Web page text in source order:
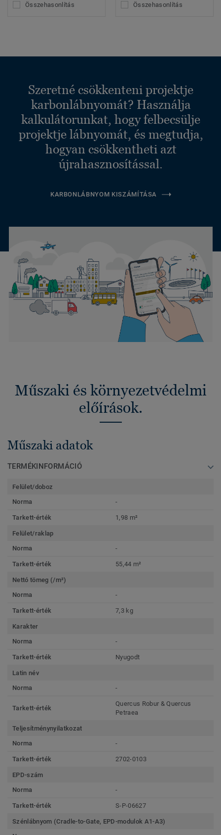
Összehasonlítás Összehasonlítás
Szeretné csökkenteni projektje
karbonlábnyomát? Használja
kalkulátorunkat, hogy felbecsülje
projektje lábnyomát, és megtudja,
hogyan csökkentheti azt
újrahasznosítással.
KARBONLÁBNYOM KISZÁMÍTÁSA
Műszaki és környezetvédelmi
előírások.
Műszaki adatok
TERMÉKINFORMÁCIÓ
Felület/doboz
Norma
-
Tarkett-érték 1,98 m²
Felület/raklap
Norma
-
Tarkett-érték 55,44 m²
Nettó tömeg (/m²)
Norma
-
Tarkett-érték 7,3 kg
Karakter
Norma
-
Tarkett-érték Nyugodt
Latin név
Norma
-
Tarkett-érték
Quercus Robur & Quercus
Petraea
Teljesítménynyilatkozat
Norma
-
Tarkett-érték 2702-0103
EPD-szám
Norma
-
Tarkett-érték S-P-06627
Szénlábnyom (Cradle-to-Gate, EPD-modulok A1-A3)